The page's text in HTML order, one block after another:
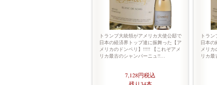
トランプ大統領がアメリカ大使公邸で
日本の経済界トップ達に振舞った【ア
メリカのドンペリ】!!!!! 【これぞアメ
リカ最古のシャンパーニュ!!…
7,128円税込
トラ
日本の
メリ
リカ